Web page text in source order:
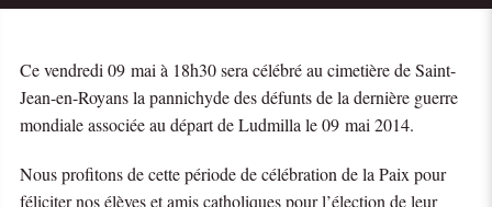
Ce vendredi 09 mai à 18h30 sera célébré au cimetière de Saint-
Jean-en-Royans la pannichyde des défunts de la dernière guerre
mondiale associée au départ de Ludmilla le 09 mai 2014.
Nous profitons de cette période de célébration de la Paix pour
féliciter nos élèves et amis catholiques pour l’élection de leur